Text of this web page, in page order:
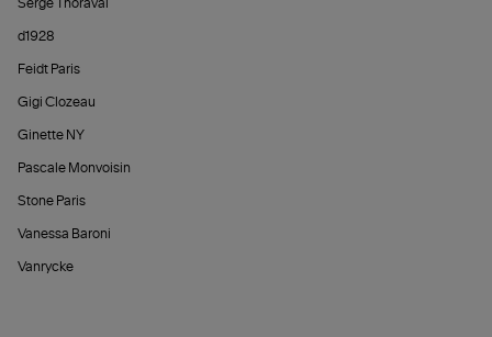
Serge Thoraval
d1928
Feidt Paris
Gigi Clozeau
Ginette NY
Pascale Monvoisin
Stone Paris
Vanessa Baroni
Vanrycke